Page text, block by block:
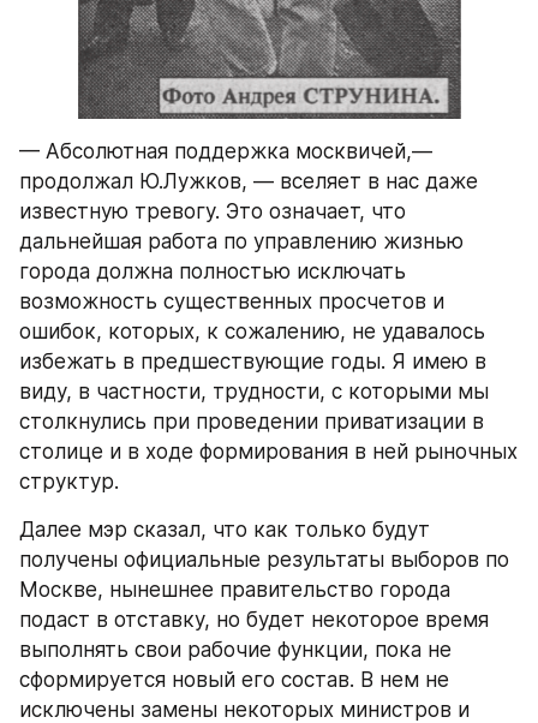
— Абсолютная поддержка москвичей,—
продолжал Ю.Лужков, — вселяет в нас даже
известную тревогу. Это означает, что
дальнейшая работа по управлению жизнью
города должна полностью исключать
возможность существенных просчетов и
ошибок, которых, к сожалению, не удавалось
избежать в предшествующие годы. Я имею в
виду, в частности, трудности, с которыми мы
столкнулись при проведении приватизации в
столице и в ходе формирования в ней рыночных
структур.
Далее мэр сказал, что как только будут
получены официальные результаты выборов по
Москве, нынешнее правительство города
подаст в отставку, но будет некоторое время
выполнять свои рабочие функции, пока не
сформируется новый его состав. В нем не
исключены замены некоторых министров и